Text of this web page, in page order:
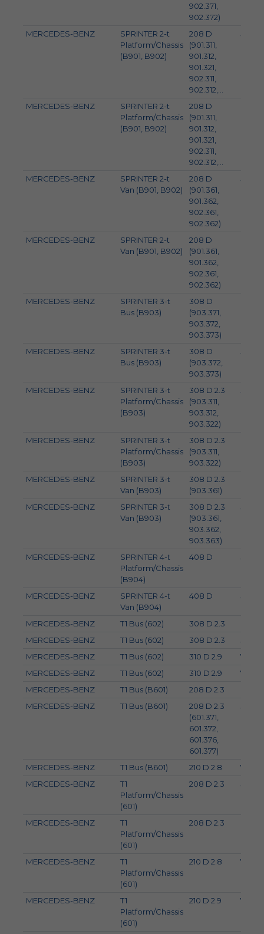
902.371,
902.372)
MERCEDES-BENZ
SPRINTER 2-t
Platform/Chassis
(B901, B902)
208 D
(901.311,
901.312,
901.321,
902.311,
902.312,...
58
MERCEDES-BENZ
SPRINTER 2-t
Platform/Chassis
(B901, B902)
208 D
(901.311,
901.312,
901.321,
902.311,
902.312,...
MERCEDES-BENZ
SPRINTER 2-t
Van (B901, B902)
208 D
(901.361,
901.362,
902.361,
902.362)
58
MERCEDES-BENZ
SPRINTER 2-t
Van (B901, B902)
208 D
(901.361,
901.362,
902.361,
902.362)
MERCEDES-BENZ
SPRINTER 3-t
Bus (B903)
308 D
(903.371,
903.372,
903.373)
MERCEDES-BENZ
SPRINTER 3-t
Bus (B903)
308 D
(903.372,
903.373)
58
MERCEDES-BENZ
SPRINTER 3-t
Platform/Chassis
(B903)
308 D 2.3
(903.311,
903.312,
903.322)
58
MERCEDES-BENZ
SPRINTER 3-t
Platform/Chassis
(B903)
308 D 2.3
(903.311,
903.322)
MERCEDES-BENZ
SPRINTER 3-t
Van (B903)
308 D 2.3
(903.361)
MERCEDES-BENZ
SPRINTER 3-t
Van (B903)
308 D 2.3
(903.361,
903.362,
903.363)
58
MERCEDES-BENZ
SPRINTER 4-t
Platform/Chassis
(B904)
408 D 58
MERCEDES-BENZ
SPRINTER 4-t
Van (B904)
408 D 58
MERCEDES-BENZ T1 Bus (602) 308 D 2.3
MERCEDES-BENZ
T1 Bus (602) 308 D 2.3
58
MERCEDES-BENZ
T1 Bus (602) 310 D 2.9
70
MERCEDES-BENZ
T1 Bus (602) 310 D 2.9
72
MERCEDES-BENZ
T1 Bus (B601) 208 D 2.3
MERCEDES-BENZ
T1 Bus (B601)
208 D 2.3
(601.371,
601.372,
601.376,
601.377)
58
MERCEDES-BENZ T1 Bus (B601) 210 D 2.8
70
MERCEDES-BENZ
T1
Platform/Chassis
(601)
208 D 2.3 58
MERCEDES-BENZ
T1
Platform/Chassis
(601)
208 D 2.3
MERCEDES-BENZ
T1
Platform/Chassis
(601)
210 D 2.8 72
MERCEDES-BENZ
T1
Platform/Chassis
(601)
210 D 2.9 70